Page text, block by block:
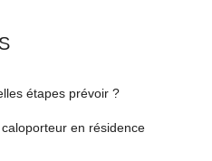
étapes prévoir ?
en résidence